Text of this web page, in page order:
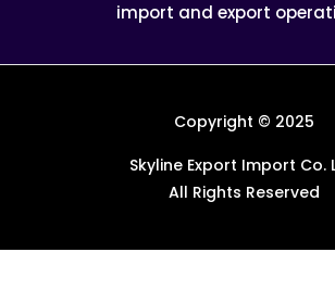
import and export
Copyright © 2025
Skyline Export Import Co.
All Rights Reserved